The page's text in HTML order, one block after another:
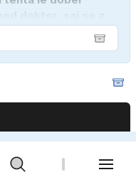
doktor, saj se z